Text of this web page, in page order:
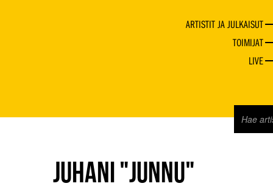
ARTISTIT JA JULKAISUT
TOIMIJAT
LIVE
JUHANI "JUNNU"